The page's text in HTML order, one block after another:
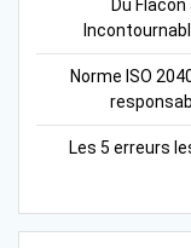
Du
Norme ISO
Les 5 erreurs